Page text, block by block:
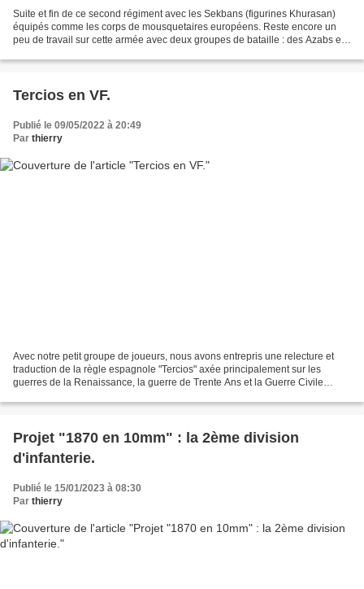
Suite et fin de ce second régiment avec les Sekbans (figurines Khurasan)
équipés comme les corps de mousquetaires européens. Reste encore un
peu de travail sur cette armée avec deux groupes de bataille : des Azabs et
Tercios en VF.
Publié le 09/05/2022 à 20:49
Par thierry
Avec notre petit groupe de joueurs, nous avons entrepris une relecture et
traduction de la règle espagnole "Tercios" axée principalement sur les
guerres de la Renaissance, la guerre de Trente Ans et la Guerre Civile
Projet "1870 en 10mm" : la 2ème division
d'infanterie.
Publié le 15/01/2023 à 08:30
Par thierry